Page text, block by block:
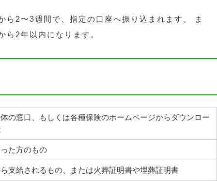
ら2〜3週間で、指定の口座へ振り込まれます。 ま
ら2年以内になります。
の窓口、もしくは各種保険のホームページからダウンロー
た方のもの
支給されるもの、または火葬証明書や埋葬証明書